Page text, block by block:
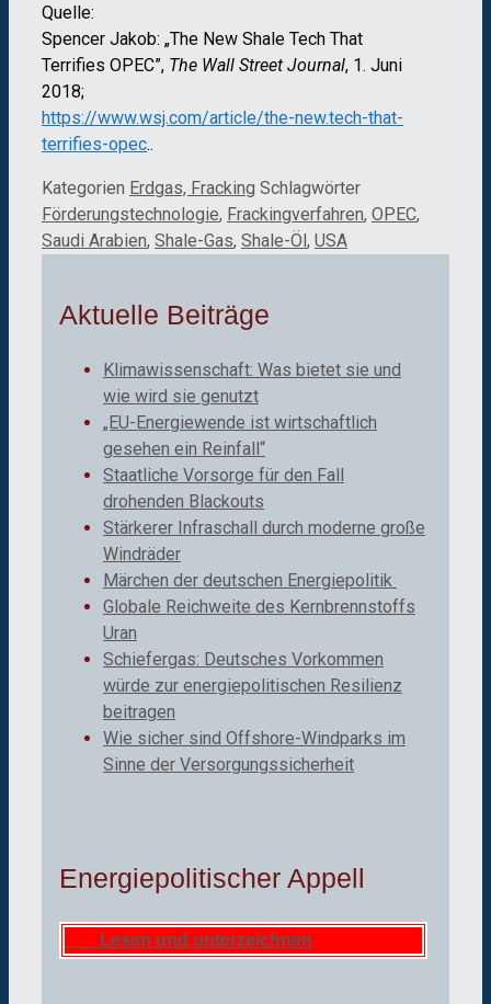
Quelle:
Spencer Jakob: „The New Shale Tech That
Terrifies OPEC”, The Wall Street Journal, 1. Juni
2018;
https://www.wsj.com/article/the-new.tech-that-
terrifies-opec..
Kategorien Erdgas, Fracking Schlagwörter
Förderungstechnologie, Frackingverfahren, OPEC,
Saudi Arabien, Shale-Gas, Shale-Öl, USA
Aktuelle Beiträge
Klimawissenschaft: Was bietet sie und
wie wird sie genutzt
„EU-Energiewende ist wirtschaftlich
gesehen ein Reinfall“
Staatliche Vorsorge für den Fall
drohenden Blackouts
Stärkerer Infraschall durch moderne große
Windräder
Märchen der deutschen Energiepolitik
Globale Reichweite des Kernbrennstoffs
Uran
Schiefergas: Deutsches Vorkommen
würde zur energiepolitischen Resilienz
beitragen
Wie sicher sind Offshore-Windparks im
Sinne der Versorgungssicherheit
Energiepolitischer Appell
Lesen und unterzeichnen